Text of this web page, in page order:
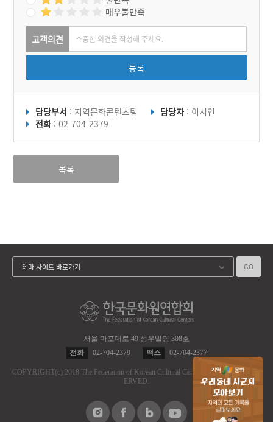
매우불만족
고객의견
등록
담당부서 : 지역문화콘텐츠팀 담당자 : 이서연
전화 : 02-704-2379
목록
서울 마포대로 49 성우빌딩 308호
전화
02-704-2379 팩스 02-704-2377
COPYRIGHT(c) 2018 The Federation of Korean Cultural Centers.
ALL RIGHT RES
ERVED.
테마 사이트 바로가기 GO